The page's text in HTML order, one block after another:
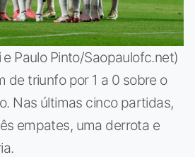
e Paulo Pinto/Saopaulofc.net)
de triunfo por 1 a 0 sobre o
Nas últimas cinco partidas,
empates, uma derrota e